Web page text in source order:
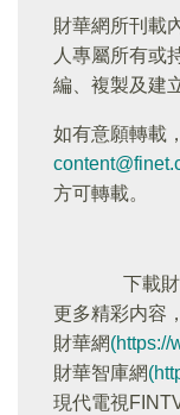
財華網所刊載
人專屬所有或
編、複製及建
如有意願轉載
方可轉載。
下載
更多精彩内容
財華網(https://
財華智庫網
現代電視